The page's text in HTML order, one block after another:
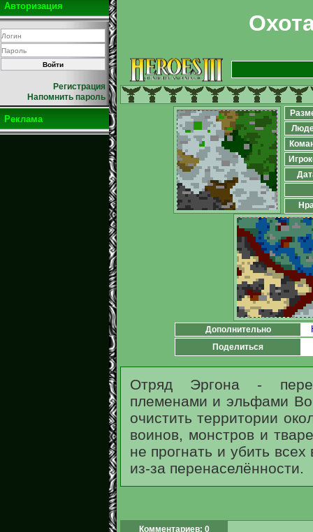
Авторизация
Регистрация
Напомнить пароль
Реклама
Дополнительно
Поделиться
Отряд Эргона -
племенами и эльфами
очистить территории
воинов, монстров и
не прогнать и убить
из-за перенаселённости.
Комментариев: 0